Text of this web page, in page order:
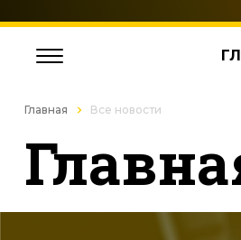
Главная Все новости